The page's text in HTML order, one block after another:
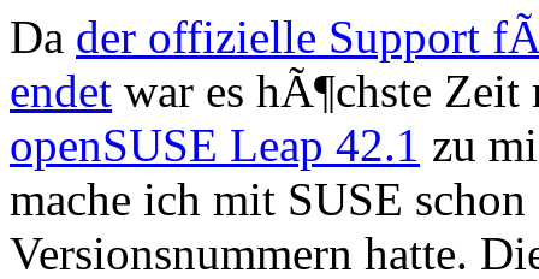
Da der offizielle Support
endet war es hÃ¶chste
openSUSE Leap 42.1 zu
mache ich mit SUSE
Versionsnummern hatte.